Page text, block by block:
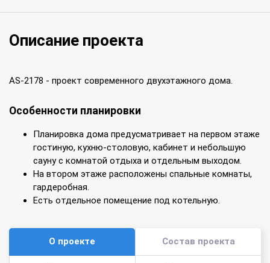
Описание проекта
AS-2178 - проект современного двухэтажного дома.
Особенности планировки
Планировка дома предусматривает на первом этаже
гостиную, кухню-столовую, кабинет и небольшую
сауну с комнатой отдыха и отдельным выходом.
На втором этаже расположены спальные комнаты,
гардеробная.
Есть отдельное помещение под котельную.
О проекте Состав проекта